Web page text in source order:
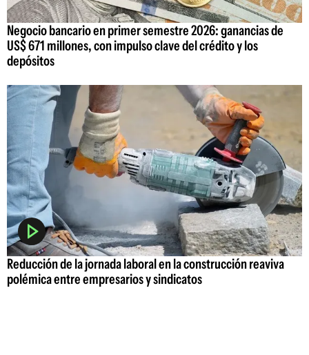
Negocio bancario en primer semestre 2026: ganancias de
US$ 671 millones, con impulso clave del crédito y los
depósitos
Reducción de la jornada laboral en la construcción reaviva
polémica entre empresarios y sindicatos